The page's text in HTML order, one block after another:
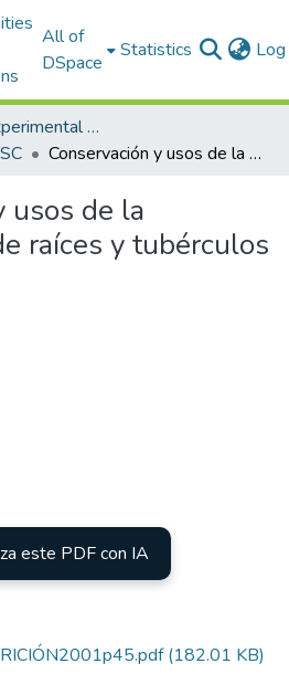
All of
DSpace
Statistics
1.- Estación Experimental Santa Catalina
Conservación y usos de la biodiversidad de raíces y tubérculos andinos
usos de la
raíces y tubérculos
este PDF con IA
(182.01 KB)